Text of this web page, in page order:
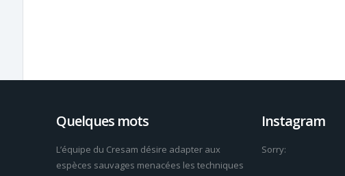
Quelques mots
L’équipe du Cresam désire adapter aux
espèces sauvages menacées les techniques
Instagram
Sorry: